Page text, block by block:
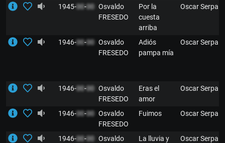
1945-00-00 Osvaldo
FRESEDO
Por la
cuesta
arriba
Oscar Serpa
1946-00-00 Osvaldo
FRESEDO
Adiós
pampa mía
Oscar Serpa
1946-00-00 Osvaldo
FRESEDO
Eras el
amor
Oscar Serpa
1946-00-00 Osvaldo
FRESEDO
Fuimos Oscar Serpa
1946-00-00 Osvaldo
La lluvia y
Oscar Serpa